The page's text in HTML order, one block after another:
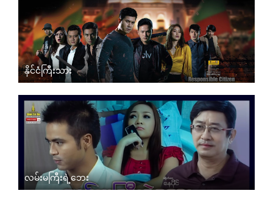
နိုင်ငံကြီးသား
လမ်းမကြီးရဲ့ဘေး